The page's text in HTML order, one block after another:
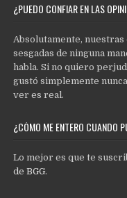
¿PUEDO CONFIAR EN LAS
Absolutamente,
sesgadas de ninguna
habla. Si no quiero
gustó simplemente
ver es real.
¿CÓMO ME ENTERO CUANDO
Lo mejor es que te
de BGG.